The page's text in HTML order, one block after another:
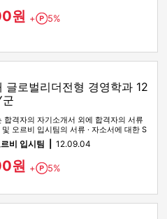
원 + Point
5%
글로벌리더전형 경영학과 12
합격자의 자기소개서 외에 합격자의 서류
오르비 입시팀의 서류 · 자소서에 대한 S
이 포함돼 …
비 입시팀 12.09.04
원 + Point
5%